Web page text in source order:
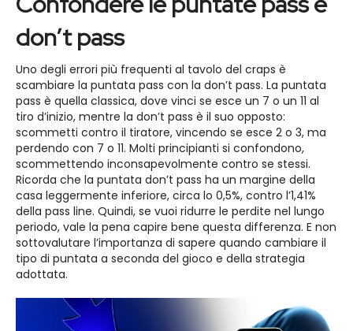
don’t pass
Uno degli errori più frequenti al tavolo del craps è
scambiare la puntata pass con la don’t pass. La puntata
pass è quella classica, dove vinci se esce un 7 o un 11 al
tiro d’inizio, mentre la don’t pass è il suo opposto:
scommetti contro il tiratore, vincendo se esce 2 o 3, ma
perdendo con 7 o 11. Molti principianti si confondono,
scommettendo inconsapevolmente contro se stessi.
Ricorda che la puntata don’t pass ha un margine della
casa leggermente inferiore, circa lo 0,5%, contro l’1,41%
della pass line. Quindi, se vuoi ridurre le perdite nel lungo
periodo, vale la pena capire bene questa differenza. E non
sottovalutare l’importanza di sapere quando cambiare il
tipo di puntata a seconda del gioco e della strategia
adottata.